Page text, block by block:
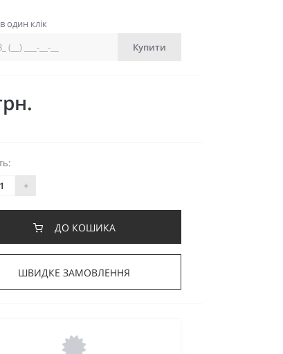
один клік
Купити
+
ДО КОШИКА
ШВИДКЕ ЗАМОВЛЕННЯ